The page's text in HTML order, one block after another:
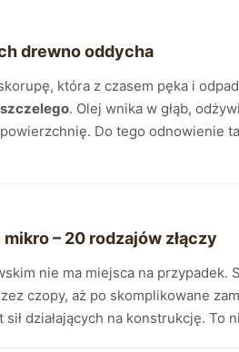
drewno oddycha
która z czasem pęka i
. Olej wnika w głąb,
Do tego odnowienie
– 20 rodzajów złączy
nie ma miejsca na przypadek.
czopy, aż po skomplikowane
działających na konstrukcję. To